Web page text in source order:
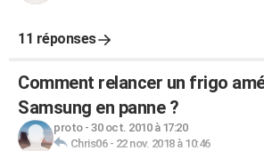
11 réponses
Comment relancer un frigo
Samsung en panne ?
proto- 30 oct. 2010 à 17:20
Chris06- 22 nov. 2018 à 10:46